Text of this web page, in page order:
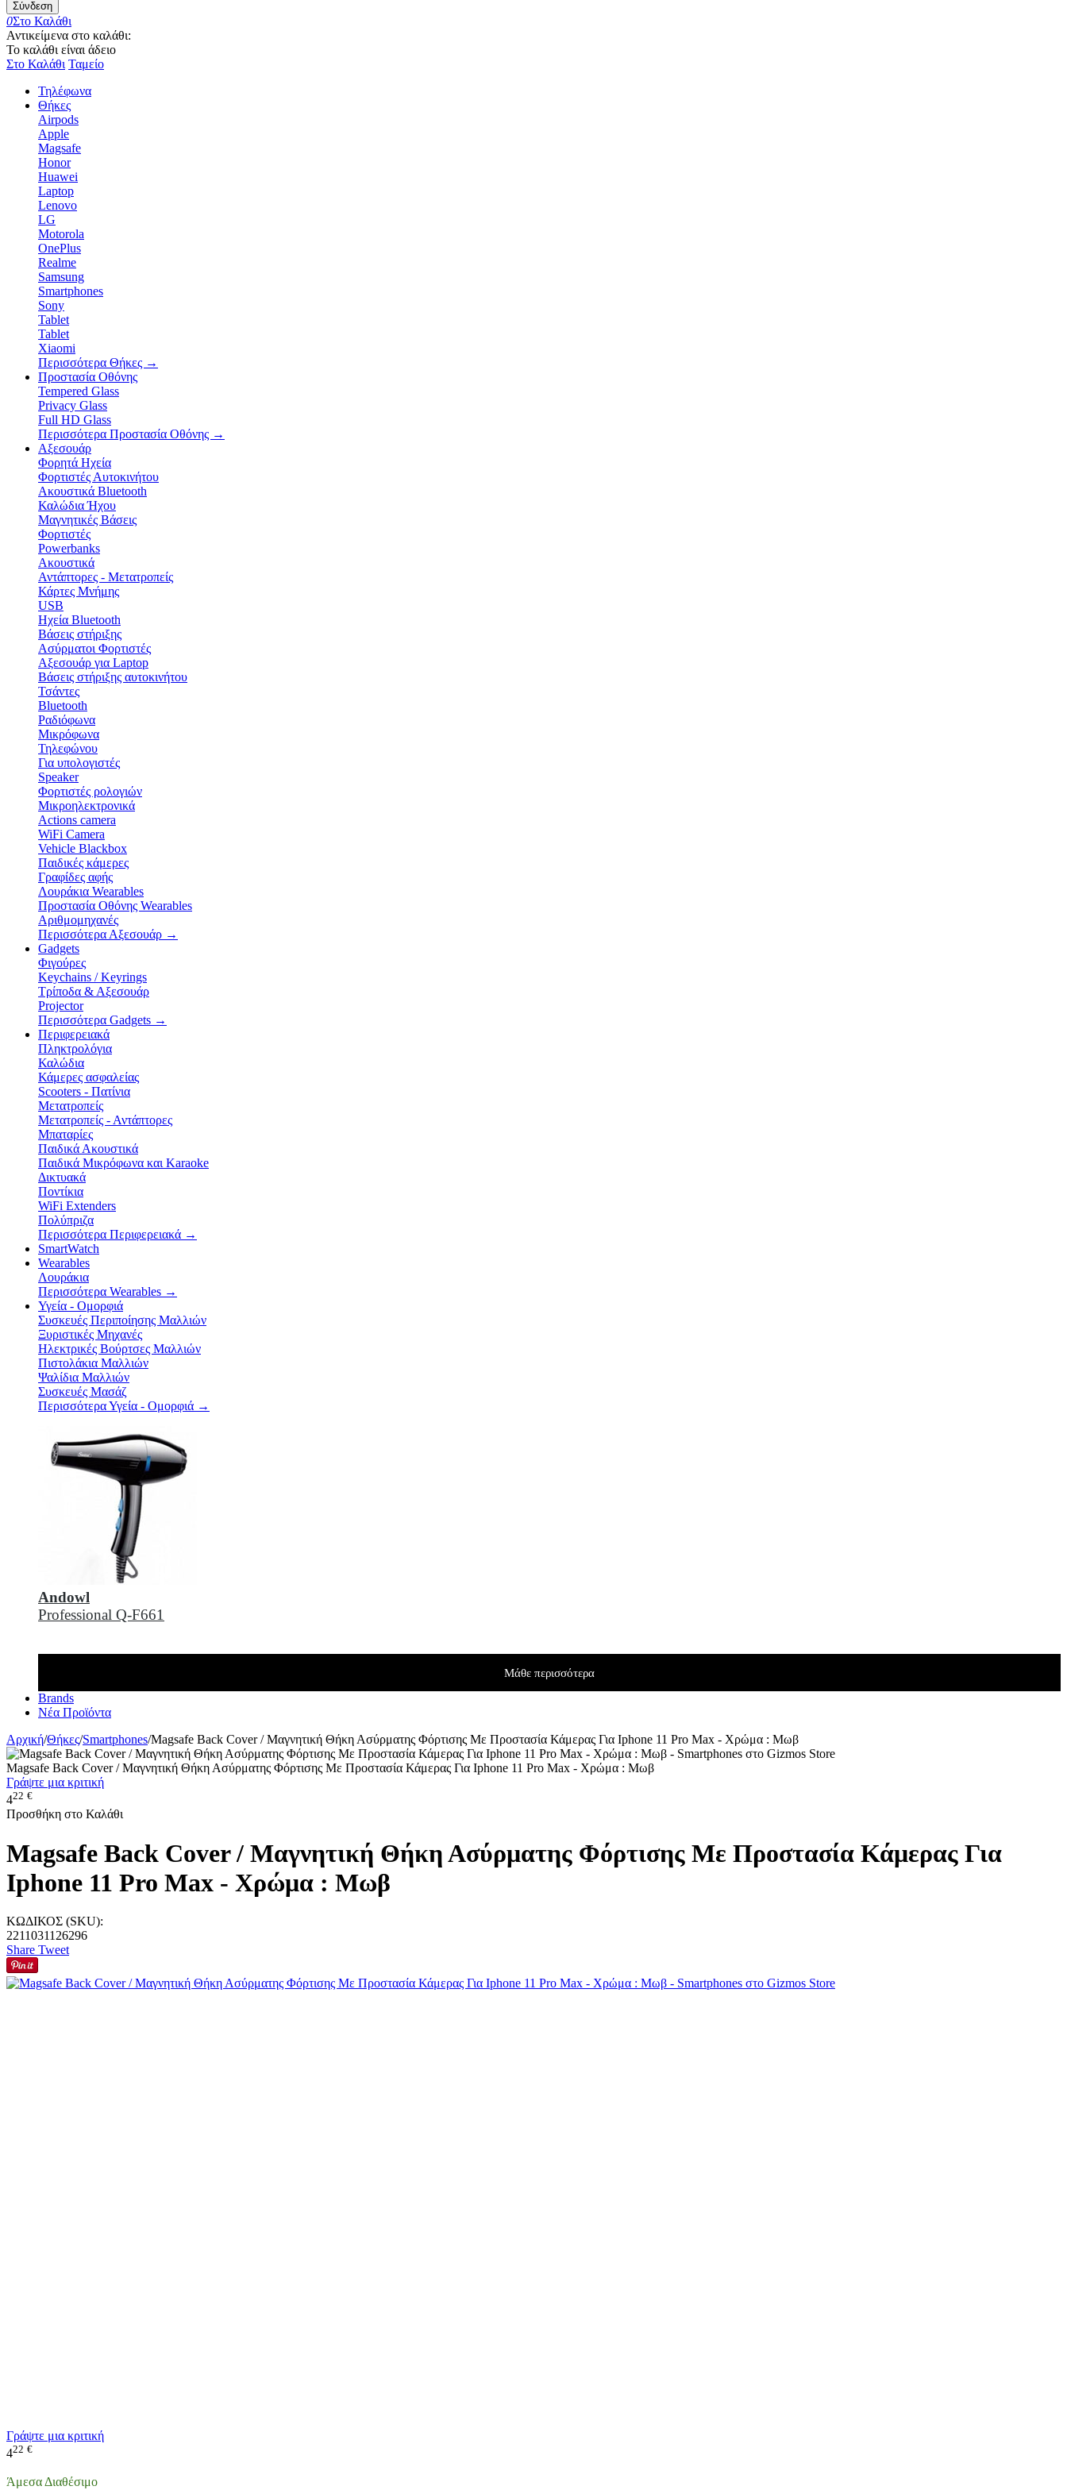
Σύνδεση
0Στο Καλάθι
Αντικείμενα στο καλάθι:
Το καλάθι είναι άδειο
Στο Καλάθι Ταμείο
Τηλέφωνα
Θήκες
Airpods
Apple
Magsafe
Honor
Huawei
Laptop
Lenovo
LG
Motorola
OnePlus
Realme
Samsung
Smartphones
Sony
Tablet
Tablet
Xiaomi
Περισσότερα Θήκες →
Προστασία Οθόνης
Tempered Glass
Privacy Glass
Full HD Glass
Περισσότερα Προστασία Οθόνης →
Αξεσουάρ
Φορητά Ηχεία
Φορτιστές Αυτοκινήτου
Ακουστικά Bluetooth
Καλώδια Ήχου
Μαγνητικές Βάσεις
Φορτιστές
Powerbanks
Ακουστικά
Αντάπτορες - Μετατροπείς
Κάρτες Μνήμης
USB
Ηχεία Bluetooth
Βάσεις στήριξης
Ασύρματοι Φορτιστές
Αξεσουάρ για Laptop
Βάσεις στήριξης αυτοκινήτου
Τσάντες
Bluetooth
Ραδιόφωνα
Μικρόφωνα
Τηλεφώνου
Για υπολογιστές
Speaker
Φορτιστές ρολογιών
Μικροηλεκτρονικά
Actions camera
WiFi Camera
Vehicle Blackbox
Παιδικές κάμερες
Γραφίδες αφής
Λουράκια Wearables
Προστασία Οθόνης Wearables
Αριθμομηχανές
Περισσότερα Αξεσουάρ →
Gadgets
Φιγούρες
Keychains / Keyrings
Τρίποδα & Αξεσουάρ
Projector
Περισσότερα Gadgets →
Περιφερειακά
Πληκτρολόγια
Καλώδια
Κάμερες ασφαλείας
Scooters - Πατίνια
Μετατροπείς
Μετατροπείς - Αντάπτορες
Μπαταρίες
Παιδικά Ακουστικά
Παιδικά Μικρόφωνα και Karaoke
Δικτυακά
Ποντίκια
WiFi Extenders
Πολύπριζα
Περισσότερα Περιφερειακά →
SmartWatch
Wearables
Λουράκια
Περισσότερα Wearables →
Υγεία - Ομορφιά
Συσκευές Περιποίησης Μαλλιών
Ξυριστικές Μηχανές
Ηλεκτρικές Βούρτσες Μαλλιών
Πιστολάκια Μαλλιών
Ψαλίδια Μαλλιών
Συσκευές Μασάζ
Περισσότερα Υγεία - Ομορφιά →
Andowl
Professional Q-F661
Μάθε περισσότερα
Brands
Νέα Προϊόντα
Αρχική/Θήκες/Smartphones/Magsafe Back Cover / Μαγνητική Θήκη Ασύρματης Φόρτισης Με Προστασία Κάμερας Για Iphone 11 Pro Max - Χρώμα : Μωβ
Magsafe Back Cover / Μαγνητική Θήκη Ασύρματης Φόρτισης Με Προστασία Κάμερας Για Iphone 11 Pro Max - Χρώμα : Μωβ
Γράψτε μια κριτική
422 €
Προσθήκη στο Καλάθι
Magsafe Back Cover / Μαγνητική Θήκη Ασύρματης Φόρτισης Με Προστασία Κάμερας Για
Iphone 11 Pro Max - Χρώμα : Μωβ
ΚΩΔΙΚΟΣ (SKU):
2211031126296
Share Tweet
Γράψτε μια κριτική
422 €
Άμεσα Διαθέσιμο